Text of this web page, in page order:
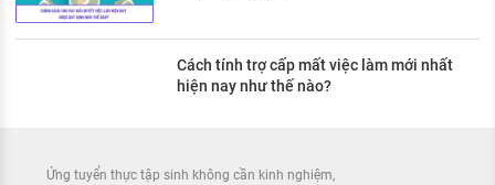
Cách tính trợ cấp mất việc làm mới nhất
hiện nay như thế nào?
Ứng tuyển thực tập sinh không cần kinh nghiệm